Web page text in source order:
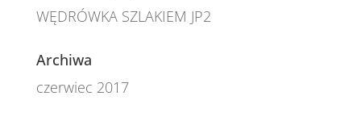
WĘDRÓWKA SZLAKIEM JP2
Archiwa
czerwiec 2017